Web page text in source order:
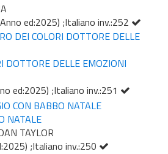
ed:2025) ;Italiano inv.:252
DOTTORE DELLE EMOZIONI
ed:2025) ;Italiano inv.:251
NATALE
TAYLOR
;Italiano inv.:250